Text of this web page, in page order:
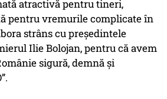
atractivă pentru tineri,
pentru vremurile complicate în
strâns cu președintele
Ilie Bolojan, pentru că avem
sigură, demnă și